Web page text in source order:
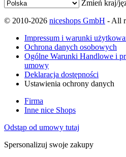
Zmień kraj/
© 2010-2026 niceshops GmbH - All
Impressum i warunki
Ochrona danych osobowych
Ogólne Warunki Handlowe i
umowy
Deklaracja dostępności
Ustawienia ochrony danych
Firma
Inne nice Shops
Odstąp od umowy tutaj
Spersonalizuj swoje zakupy